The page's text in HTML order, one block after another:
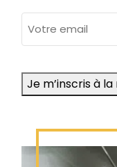
e-
Je m’inscris à